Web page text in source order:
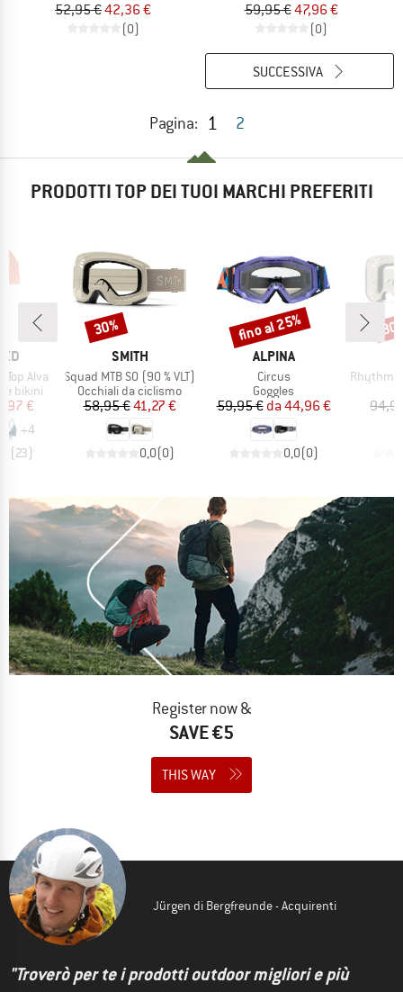
52,95 €42,36 €
(0)
59,95 €47,96 €
(0)
Pagina: 1 2
SUCCESSIVA
PRODOTTI TOP DEI TUOI MARCHI PREFERITI
Alva
bikini
ridotto
€
+4
(23)
MARCHIO
SMITH
Articolo
Squad MTB S0 (90 % VLT)
Gruppo di prodotti
Occhiali da ciclismo
Prezzo
58,95 €Prezzo ridotto
41,27 €
0,0(0)
Sconto
30%
MARCHIO
ALPINA
Articolo
Circus
Gruppo di prodotti
Goggles
Prezzo
59,95 € Prezzo ridotto
da 44,96 €
0,0(0)
Sconto
fino al 25%
Articolo
Rhythm
Register now &
SAVE €5
THIS WAY
Jürgen di Bergfreunde - Acquirenti
"Troverò per te i prodotti outdoor migliori e più